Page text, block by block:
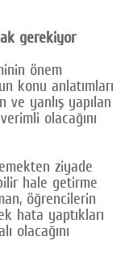
gerekiyor
önem
konu anlatımları
ve yanlış yapılan
olacağını
ziyade
hale getirme
öğrencilerin
hata yaptıkları
olacağını